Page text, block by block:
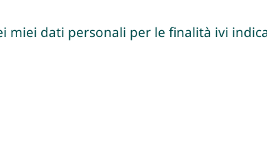
miei dati personali per le finalità ivi